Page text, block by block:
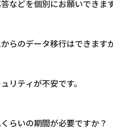
などを個別にお願いできま
して画面共有をしながら、
らのデータ移行はできます
先マスタなどを移行用デー
リティが不安です。
に対するセキュリティの不
らいの期間が必要ですか？